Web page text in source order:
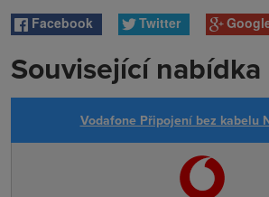
Facebook Twitter
Související nabídka
Vodafone Připojení bez kabelu